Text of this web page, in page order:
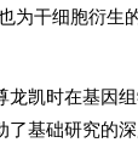
为干细胞衍生
龙凯时在基因
了基础研究的